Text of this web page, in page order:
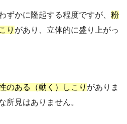
ずかに隆起する程度ですが、 粉
り があり、立体的に盛り上がっ
のある（動く）しこり がありま
所見はありません。